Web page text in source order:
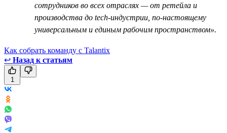
сотрудников во всех отраслях — от ретейла и
производства до tech-индустрии, по-настоящему
универсальным и единым рабочим пространством».
Как собрать команду с Talantix
↩ Назад к статьям
1